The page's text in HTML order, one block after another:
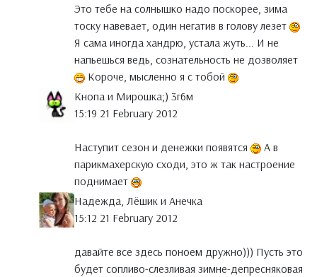
Это тебе на солнышко надо поскорее, зима
тоску навевает, один негатив в голову лезет
Я сама иногда хандрю, устала жуть... И не
напьешься ведь, сознательность не дозволяет
Короче, мысленно я с тобой
Кнопа и Мирошка;) 3г6м
15:19 21 February 2012
Наступит сезон и денежки появятся
А в
парикмахерскую сходи, это ж так настроение
поднимает
Надежда, Лёшик и Анечка
15:12 21 February 2012
давайте все здесь поноем дружно))) Пусть это
будет сопливо-слезливая зимне-депресняковая